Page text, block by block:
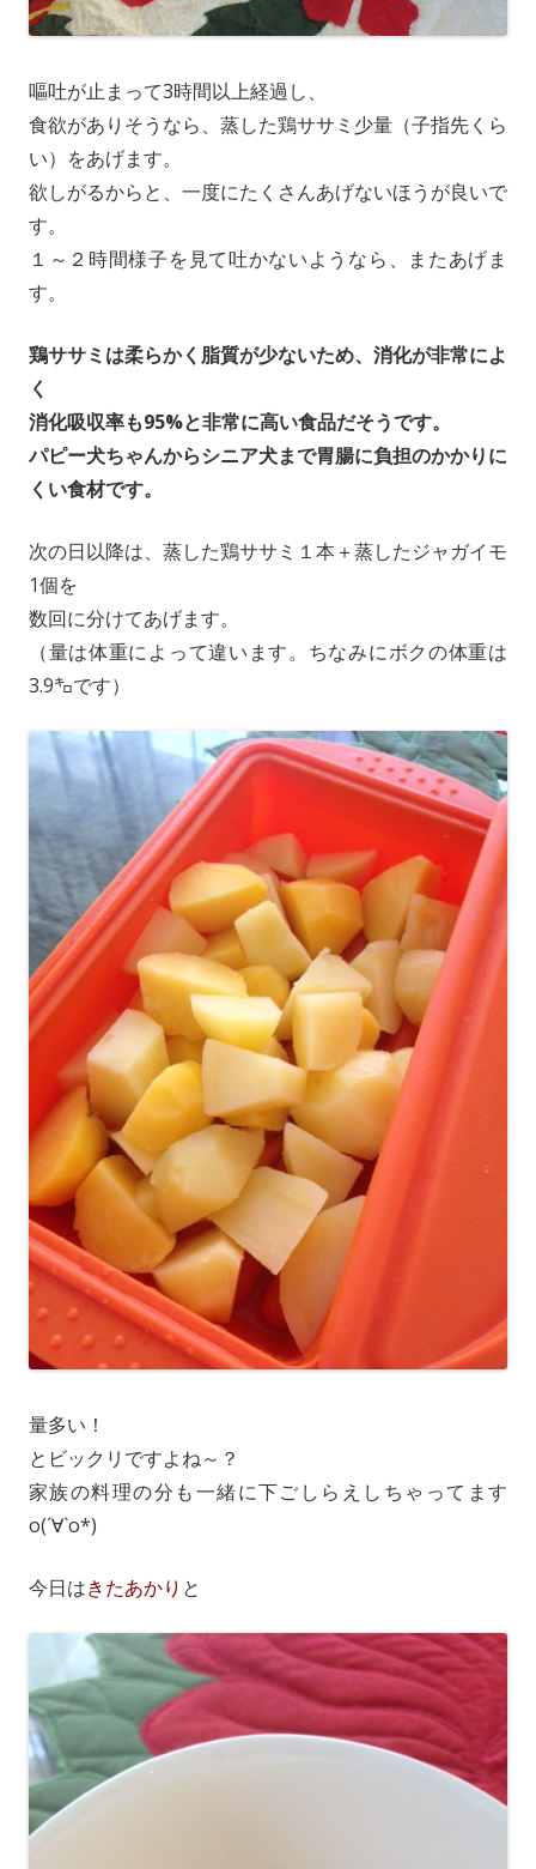
嘔吐が止まって3時間以上経過し、
食欲がありそうなら、蒸した鶏ササミ少量（子指先くら
い）をあげます。
欲しがるからと、一度にたくさんあげないほうが良いで
す。
１～２時間様子を見て吐かないようなら、またあげま
す。
鶏ササミは柔らかく脂質が少ないため、消化が非常によ
く
消化吸収率も95%と非常に高い食品だそうです。
パピー犬ちゃんからシニア犬まで胃腸に負担のかかりに
くい食材です。
次の日以降は、蒸した鶏ササミ１本＋蒸したジャガイモ
1個を
数回に分けてあげます。
（量は体重によって違います。ちなみにボクの体重は
3.9㌔です）
量多い！
とビックリですよね～？
家族の料理の分も一緒に下ごしらえしちゃってます
o(´∀`o*)
今日はきたあかり と